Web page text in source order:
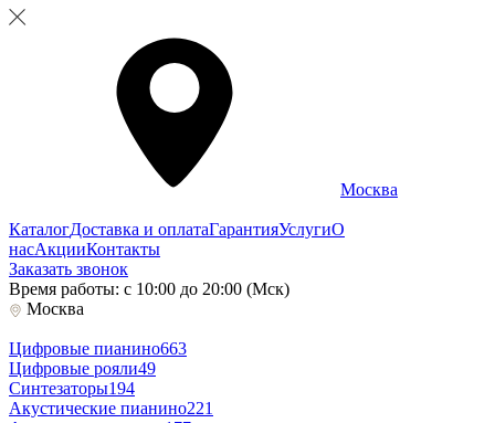
Москва
КаталогДоставка и оплатаГарантияУслугиО
насАкцииКонтакты
Заказать звонок
Время работы: с 10:00 до 20:00 (Мск)
Москва
Цифровые пианино663
Цифровые рояли49
Синтезаторы194
Акустические пианино221